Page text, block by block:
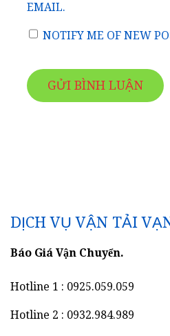
EMAIL.
NOTIFY ME OF NEW
DỊCH VỤ VẬN TẢI
Báo Giá Vận Chuyển.
Hotline 1 : 0925.059.059
Hotline 2 : 0932.984.989